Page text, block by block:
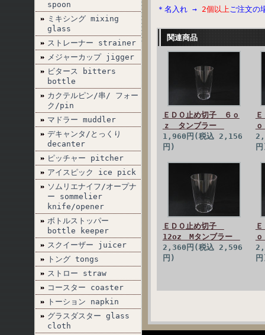
spoon
ミキシング mixing
glass
ストレーナー strainer
メジャーカップ jigger
ビタース bitters
bottle
カクテルピン/串/ フォー
ク/pin
マドラー muddler
デキャンタ/とっくり
decanter
ピッチャー pitcher
アイスピック ice pick
ソムリエナイフ/オープナ
ー sommelier
knife/opener
ボトルストッパー
bottle keeper
スクイーザー juicer
トング tongs
ストロー straw
コースター coaster
トーション napkin
グラスダスター glass
cloth
＊名入れ → 2個以上ご注文の
関連商品
ＥＤＯ止め切子 ６ｏ
ｚ タンブラー
1,960円(税込 2,156
円)
ＥＤＯ止め切子
12oz Mタンブラー
2,360円(税込 2,596
円)